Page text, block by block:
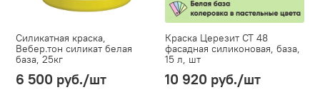
Силикатная краска,
Вебер.тон силикат белая
база, 25кг
6 500 руб./шт
Краска Церезит CT 48
фасадная силиконовая, база,
15 л, шт
10 920 руб./шт